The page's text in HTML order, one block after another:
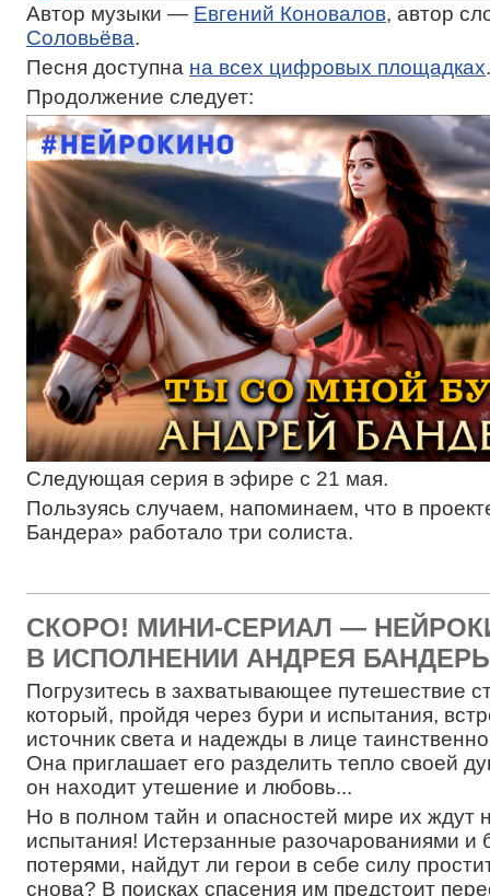
Автор музыки — Евгений Коновалов, автор
Соловьёва.
Песня доступна на всех цифровых площадках.
Продолжение следует:
Следующая серия в эфире с 21 мая.
Пользуясь случаем, напоминаем, что в
Бандера» работало три солиста.
СКОРО! МИНИ-СЕРИАЛ —
В ИСПОЛНЕНИИ АНДРЕЯ
Погрузитесь в захватывающее путешествие
который, пройдя через бури и испытания,
источник света и надежды в лице
Она приглашает его разделить тепло своей
он находит утешение и любовь...
Но в полном тайн и опасностей мире их ждут
испытания! Истерзанные разочарованиями и
потерями, найдут ли герои в себе силу
снова? В поисках спасения им предстоит